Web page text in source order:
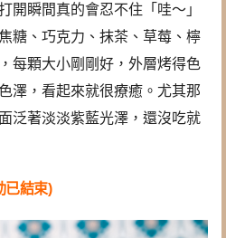
開瞬間真的會忍不住「哇～」
糖、巧克力、抹茶、草莓、檸
每顆大小剛剛好，外層烤得色
澤，看起來就很療癒。尤其那
泛著淡淡紫藍光澤，還沒吃就
已結束)